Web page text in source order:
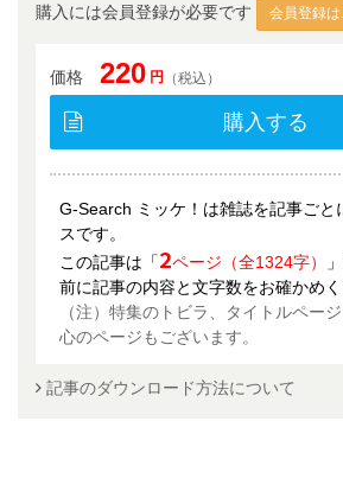
購入には会員登録が必要です 会員登録は
価格 220 円 （税込）
購入する
G-Search ミッケ！は雑誌を記事ごと
スです。
この記事は「2ページ（全1324字）
前に記事の内容と文字数をお確かめく
（注）特集のトビラ、タイトルペー
心のページもございます。
記事のダウンロード方法について